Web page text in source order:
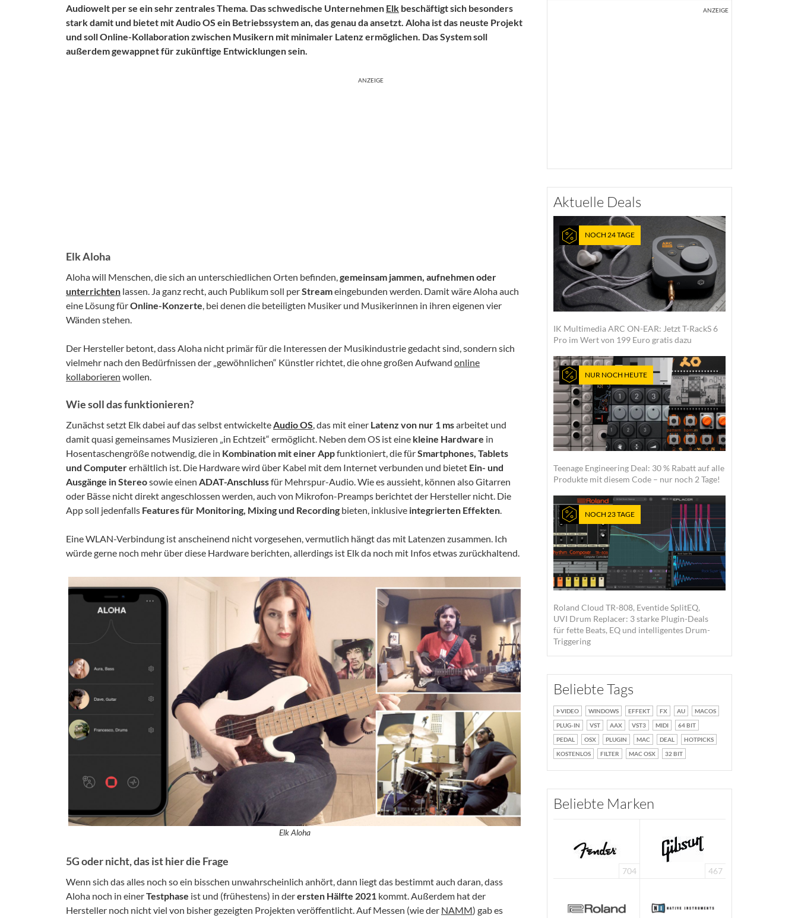
Audiowelt per se ein sehr zentrales Thema. Das schwedische Unternehmen Elk beschäftigt sich besonders
stark damit und bietet mit Audio OS ein Betriebssystem an, das genau da ansetzt. Aloha ist das neuste Projekt
und soll Online-Kollaboration zwischen Musikern mit minimaler Latenz ermöglichen. Das System soll
außerdem gewappnet für zukünftige Entwicklungen sein.
ANZEIGE
Elk Aloha
Aloha will Menschen, die sich an unterschiedlichen Orten befinden, gemeinsam jammen, aufnehmen oder
unterrichten lassen. Ja ganz recht, auch Publikum soll perStreameingebunden werden. Damit wäre Aloha auch
eine Lösung fürOnline-Konzerte , bei denen die beteiligten Musiker und Musikerinnen in ihren eigenen vier
Wänden stehen.
Der Hersteller betont, dass Aloha nicht primär für die Interessen der Musikindustrie gedacht sind, sondern sich
vielmehr nach den Bedürfnissen der „gewöhnlichen“ Künstler richtet, die ohne großen Aufwand online
kollaborieren wollen.
Wie soll das funktionieren?
Zunächst setzt Elk dabei auf das selbst entwickelte Audio OS , das mit einer Latenz von nur 1 msarbeitet und
damit quasi gemeinsames Musizieren „in Echtzeit“ ermöglicht. Neben dem OS ist eine kleine Hardware in
Hosentaschengröße notwendig, die in Kombination mit einer Appfunktioniert, die fürSmartphones, Tablets
und Computererhältlich ist. Die Hardware wird über Kabel mit dem Internet verbunden und bietet Ein- und
Ausgänge in Stereosowie einen ADAT-Anschlussfür Mehrspur-Audio. Wie es aussieht, können also Gitarren
oder Bässe nicht direkt angeschlossen werden, auch von Mikrofon-Preamps berichtet der Hersteller nicht. Die
App soll jedenfalls Features für Monitoring, Mixing und Recording bieten, inklusive integrierten Effekten
Eine WLAN-Verbindung ist anscheinend nicht vorgesehen, vermutlich hängt das mit Latenzen zusammen. Ich
würde gerne noch mehr über diese Hardware berichten, allerdings ist Elk da noch mit Infos etwas zurückhaltend.
Elk Aloha
5G oder nicht, das ist hier die Frage
Wenn sich das alles noch so ein bisschen unwahrscheinlich anhört, dann liegt das bestimmt auch daran, dass
Aloha noch in einerTestphase ist und (frühestens) in derersten Hälfte 2021 kommt. Außerdem hat der
Hersteller noch nicht viel von bisher gezeigten Projekten veröffentlicht. Auf Messen (wie der NAMM) gab es
ANZEIGE
Aktuelle Deals
NOCH 24 TAGE
IK Multimedia ARC ON-EAR: Jetzt T-RackS 6
Pro im Wert von 199 Euro gratis dazu
NUR NOCH HEUTE
Teenage Engineering Deal: 30 % Rabatt auf alle
Produkte mit diesem Code – nur noch 2 Tage!
NOCH 23 TAGE
Roland Cloud TR-808, Eventide SplitEQ,
UVI Drum Replacer: 3 starke Plugin-Deals
für fette Beats, EQ und intelligentes Drum-
Triggering
Beliebte Tags
VIDEO WINDOWS EFFEKT FX AU
MACOS
PLUG-IN
VST AAX VST3 MIDI
64 BIT
PEDAL
OSX PLUGIN MAC DEAL
HOTPICKS
KOSTENLOS
FILTER MAC OSX 32 BIT
Beliebte Marken
704 467